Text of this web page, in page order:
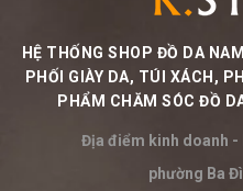
HỆ THỐNG SHOP ĐỒ DA
PHỐI GIÀY DA, TÚI XÁCH,
PHẨM CHĂM SÓC ĐỒ
Địa điểm kinh doanh -
phường Ba